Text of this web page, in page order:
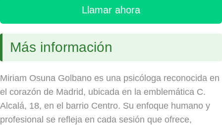
Llamar ahora
Más información
Miriam Osuna Golbano es una psicóloga reconocida en
el corazón de Madrid, ubicada en la emblemática C.
Alcalá, 18, en el barrio Centro. Su enfoque humano y
profesional se refleja en cada sesión que ofrece,